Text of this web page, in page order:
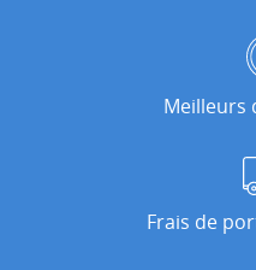
Meilleurs
Frais de